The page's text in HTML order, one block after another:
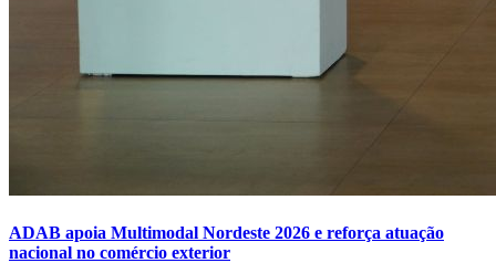
ADAB apoia Multimodal Nordeste 2026 e reforça atuação
nacional no comércio exterior